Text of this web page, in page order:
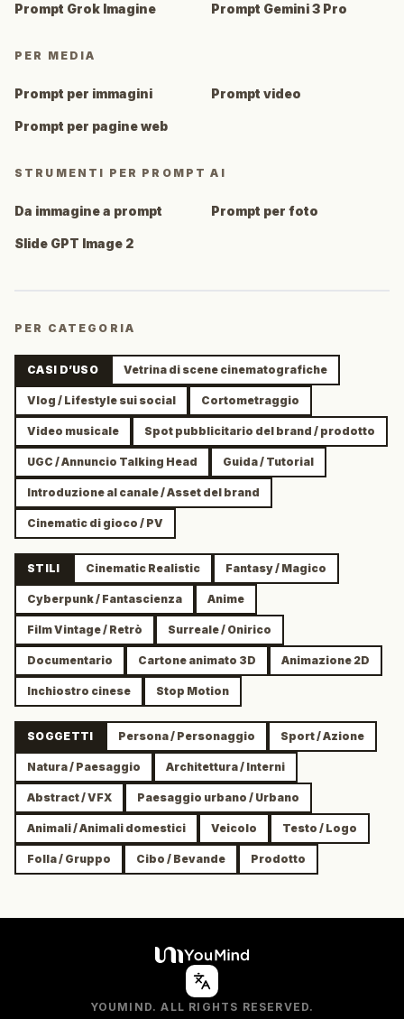
Prompt Grok Imagine Prompt Gemini 3 Pro
PER MEDIA
Prompt per immagini Prompt video
Prompt per pagine web
STRUMENTI PER PROMPT AI
Da immagine a prompt Prompt per foto
Slide GPT Image 2
PER CATEGORIA
CASI D’USO Vetrina di scene cinematografiche
Vlog / Lifestyle sui social Cortometraggio
Video musicale Spot pubblicitario del brand / prodotto
UGC / Annuncio Talking Head Guida / Tutorial
Introduzione al canale / Asset del brand
Cinematic di gioco / PV
STILI Cinematic Realistic Fantasy / Magico
Cyberpunk / Fantascienza Anime
Film Vintage / Retrò Surreale / Onirico
Documentario Cartone animato 3D Animazione 2D
Inchiostro cinese Stop Motion
SOGGETTI Persona / Personaggio Sport / Azione
Natura / Paesaggio Architettura / Interni
Abstract / VFX Paesaggio urbano / Urbano
Animali / Animali domestici Veicolo Testo / Logo
Folla / Gruppo Cibo / Bevande Prodotto
YOUMIND. ALL RIGHTS RESERVED.